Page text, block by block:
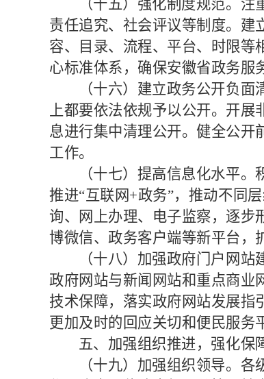
（十五）强化制度规范。 注
责任追究、社会评议等制度。建
容、目录、流程、平台、时限等
心标准体系，确保安徽省政务服
（十六）建立政务公开负面
上都要依法依规予以公开。开
息进行集中清理公开。健全公开
工作。
（十七）提高信息化水平。
推进“互联网+政务”，推动不同
询、网上办理、电子监察，逐步
博微信、政务客户端等新平台，
（十八）加强政府门户网站
政府网站与新闻网站和重点商业
技术保障，落实政府网站发展指
更加及时的回应关切和便民服务
五、加强组织推进，强化保
（十九）加强组织领导。 各